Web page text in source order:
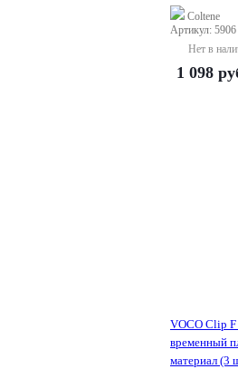
Coltene
Артикул: 5906
Нет в
1 098
VOCO Clip
временный
материал (3